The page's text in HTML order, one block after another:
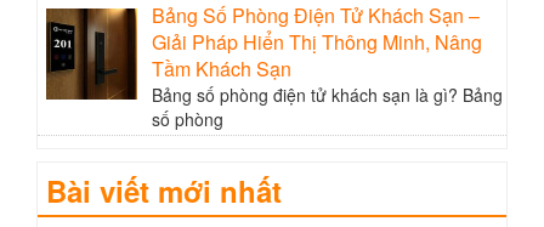
Bảng Số Phòng Điện Tử Khách Sạn –
Giải Pháp Hiển Thị Thông Minh, Nâng
Tầm Khách Sạn
Bảng số phòng điện tử khách sạn là gì? Bảng
số phòng
Bài viết mới nhất